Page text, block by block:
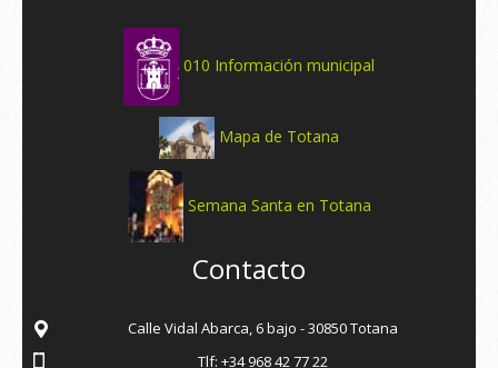
010 Información municipal
Mapa de Totana
Semana Santa en Totana
Contacto
Calle Vidal Abarca, 6 bajo - 30850 Totana
Tlf: +34 968 42 77 22